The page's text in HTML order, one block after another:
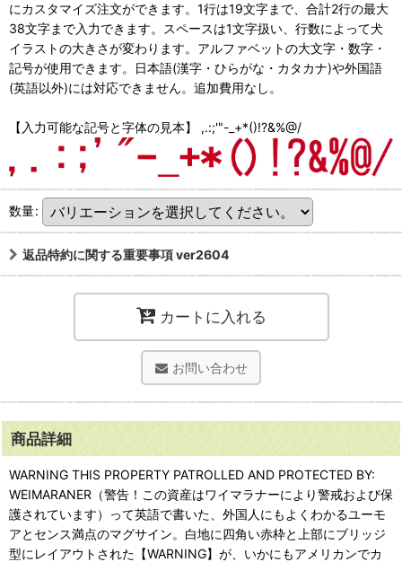
にカスタマイズ注文ができます。1行は19文字まで、合計2行の最大
38文字まで入力できます。スペースは1文字扱い、行数によって犬
イラストの大きさが変わります。アルファベットの大文字・数字・
記号が使用できます。日本語(漢字・ひらがな・カタカナ)や外国語
(英語以外)には対応できません。追加費用なし。
【入力可能な記号と字体の見本】 ,.:;'"-_+*()!?&%@/
数量:
返品特約に関する重要事項 ver2604
カートに入れる
お問い合わせ
商品詳細
WARNING THIS PROPERTY PATROLLED AND PROTECTED BY:
WEIMARANER（警告！この資産はワイマラナーにより警戒および保
護されています）って英語で書いた、外国人にもよくわかるユーモ
アとセンス満点のマグサイン。白地に四角い赤枠と上部にブリッジ
型にレイアウトされた【WARNING】が、いかにもアメリカンでカ